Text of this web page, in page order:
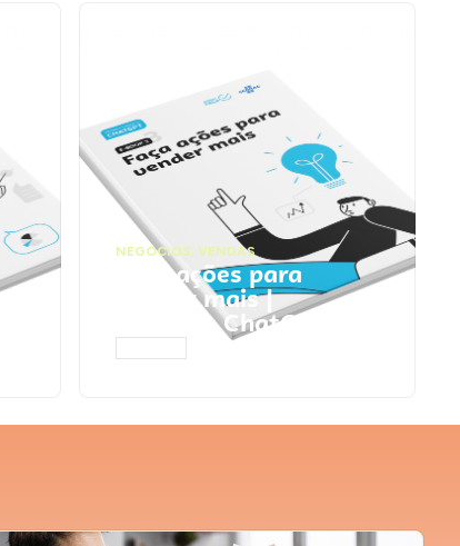
NEGÓCIOS, VENDAS
Faça ações para
vender mais |
Prompts ChatGPT